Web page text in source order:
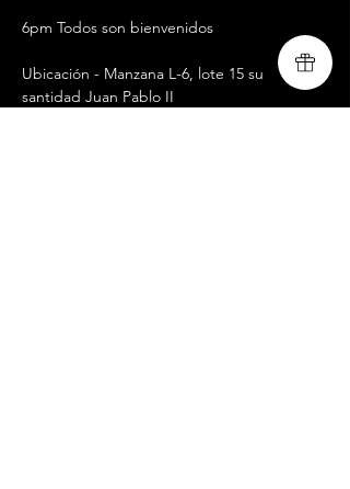
6pm Todos son bienvenidos
Ubicación - Manzana L-6, lote 15 su
santidad Juan Pablo II